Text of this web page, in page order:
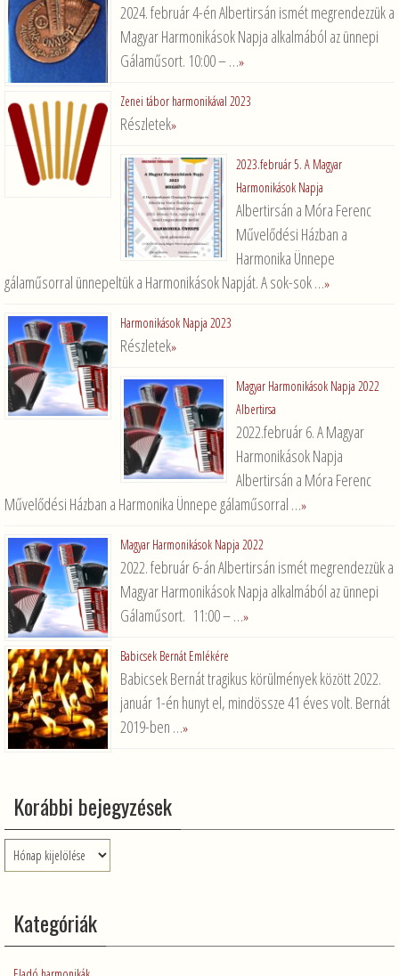
2024. február 4-én Albertirsán ismét megrendezzük a
Magyar Harmonikások Napja alkalmából az ünnepi
Gálaműsort. 10:00 – …»
Zenei tábor harmonikával 2023
Részletek»
2023.február 5. A Magyar
Harmonikások Napja
Albertirsán a Móra Ferenc
Művelődési Házban a
Harmonika Ünnepe
gálaműsorral ünnepeltük a Harmonikások Napját. A sok-sok …»
Harmonikások Napja 2023
Részletek»
Magyar Harmonikások Napja 2022
Albertirsa
2022.február 6. A Magyar
Harmonikások Napja
Albertirsán a Móra Ferenc
Művelődési Házban a Harmonika Ünnepe gálaműsorral …»
Magyar Harmonikások Napja 2022
2022. február 6-án Albertirsán ismét megrendezzük a
Magyar Harmonikások Napja alkalmából az ünnepi
Gálaműsort. 11:00 – …»
Babicsek Bernát Emlékére
Babicsek Bernát tragikus körülmények között 2022.
január 1-én hunyt el, mindössze 41 éves volt. Bernát
2019-ben …»
Korábbi bejegyzések
Korábbi
bejegyzések
Kategóriák